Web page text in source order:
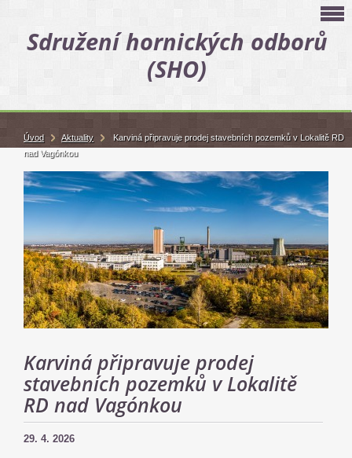
Sdružení hornických odborů
(SHO)
Karviná připravuje prodej
stavebních pozemků v Lokalitě
RD nad Vagónkou
29. 4. 2026
Úvod Aktuality
Karviná připravuje prodej stavebních pozemků v Lokalitě RD
nad Vagónkou